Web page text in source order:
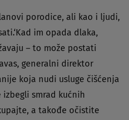
porodice, ali kao i ljudi,
im opada dlaka,
– to može postati
generalni direktor
koja nudi usluge čišćenja
izbegli smrad kućnih
a takođe očistite